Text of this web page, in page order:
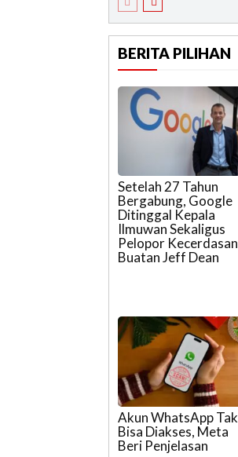
BERITA PILIHAN
Setelah 27 Tahun
Bergabung, Google
Ditinggal Kepala
Ilmuwan Sekaligus
Pelopor Kecerdasan
Buatan Jeff Dean
Akun WhatsApp Tak
Bisa Diakses, Meta
Beri Penjelasan